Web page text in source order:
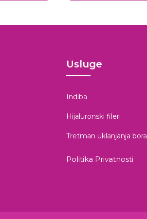
Usluge
Indiba
Hijaluronski fileri
Tretman uklanjanja bora
Politika Privatnosti